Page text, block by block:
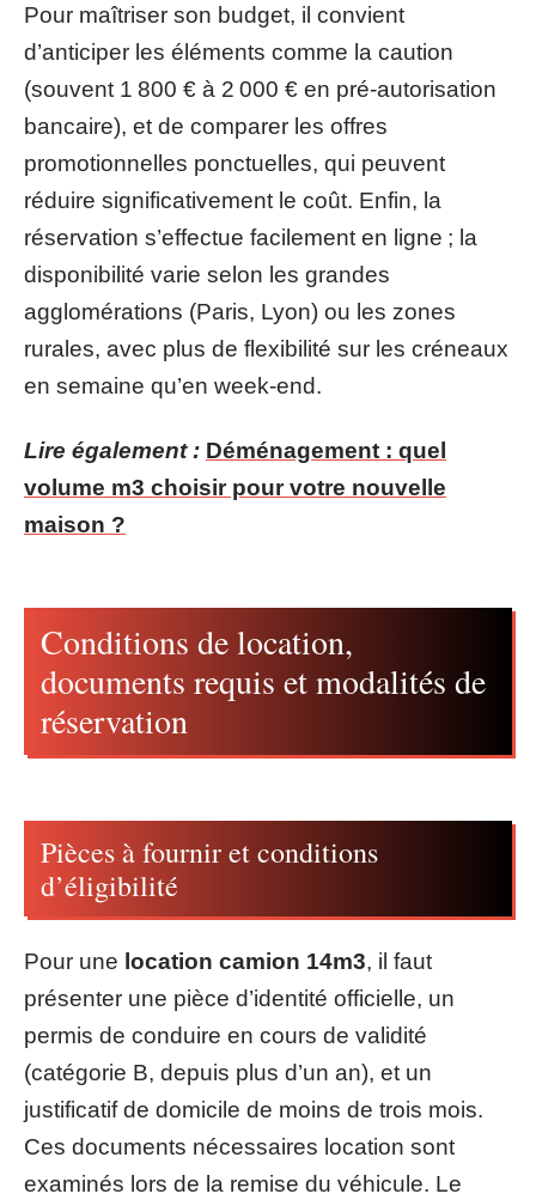
Pour maîtriser son budget, il convient
d’anticiper les éléments comme la caution
(souvent 1 800 € à 2 000 € en pré-autorisation
bancaire), et de comparer les offres
promotionnelles ponctuelles, qui peuvent
réduire significativement le coût. Enfin, la
réservation s’effectue facilement en ligne ; la
disponibilité varie selon les grandes
agglomérations (Paris, Lyon) ou les zones
rurales, avec plus de flexibilité sur les créneaux
en semaine qu’en week-end.
Lire également : Déménagement : quel
volume m3 choisir pour votre nouvelle
maison ?
Conditions de location,
documents requis et modalités de
réservation
Pièces à fournir et conditions
d’éligibilité
Pour une location camion 14m3, il faut
présenter une pièce d’identité officielle, un
permis de conduire en cours de validité
(catégorie B, depuis plus d’un an), et un
justificatif de domicile de moins de trois mois.
Ces documents nécessaires location sont
examinés lors de la remise du véhicule. Le